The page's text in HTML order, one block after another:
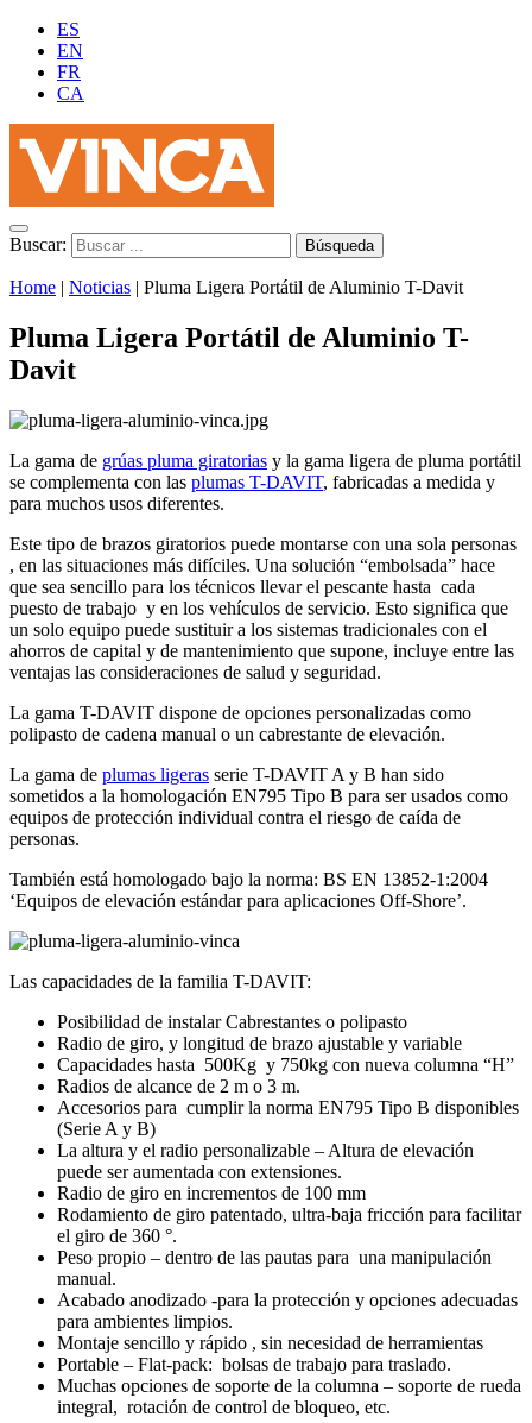
ES
EN
FR
CA
Buscar:
Home | Noticias | Pluma Ligera Portátil de Aluminio T-Davit
Pluma Ligera Portátil de Aluminio T-
Davit
La gama de grúas pluma giratorias y la gama ligera de pluma portátil
se complementa con las plumas T-DAVIT, fabricadas a medida y
para muchos usos diferentes.
Este tipo de brazos giratorios puede montarse con una sola personas
, en las situaciones más difíciles. Una solución “embolsada” hace
que sea sencillo para los técnicos llevar el pescante hasta cada
puesto de trabajo y en los vehículos de servicio. Esto significa que
un solo equipo puede sustituir a los sistemas tradicionales con el
ahorros de capital y de mantenimiento que supone, incluye entre las
ventajas las consideraciones de salud y seguridad.
La gama T-DAVIT dispone de opciones personalizadas como
polipasto de cadena manual o un cabrestante de elevación.
La gama de plumas ligeras serie T-DAVIT A y B han sido
sometidos a la homologación EN795 Tipo B para ser usados como
equipos de protección individual contra el riesgo de caída de
personas.
También está homologado bajo la norma: BS EN 13852-1:2004
‘Equipos de elevación estándar para aplicaciones Off-Shore’.
Las capacidades de la familia T-DAVIT:
Posibilidad de instalar Cabrestantes o polipasto
Radio de giro, y longitud de brazo ajustable y variable
Capacidades hasta 500Kg y 750kg con nueva columna “H”
Radios de alcance de 2 m o 3 m.
Accesorios para cumplir la norma EN795 Tipo B disponibles
(Serie A y B)
La altura y el radio personalizable – Altura de elevación
puede ser aumentada con extensiones.
Radio de giro en incrementos de 100 mm
Rodamiento de giro patentado, ultra-baja fricción para facilitar
el giro de 360 ​​°.
Peso propio – dentro de las pautas para una manipulación
manual.
Acabado anodizado -para la protección y opciones adecuadas
para ambientes limpios.
Montaje sencillo y rápido , sin necesidad de herramientas
Portable – Flat-pack: bolsas de trabajo para traslado.
Muchas opciones de soporte de la columna – soporte de rueda
integral, rotación de control de bloqueo, etc.